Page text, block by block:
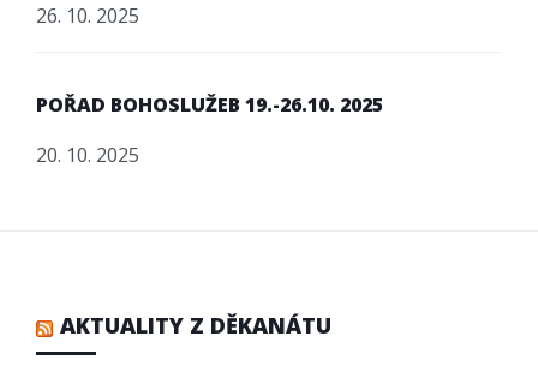
26. 10. 2025
POŘAD BOHOSLUŽEB 19.-26.10. 2025
20. 10. 2025
AKTUALITY Z DĚKANÁTU